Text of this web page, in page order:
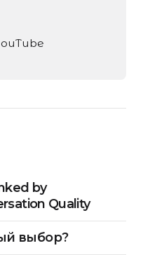
by
Quality
выбор?